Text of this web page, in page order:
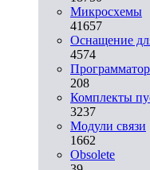
Микросхемы
41657
Оснащение
4574
208
Комплекты
3237
Модули связи
1662
Obsolete